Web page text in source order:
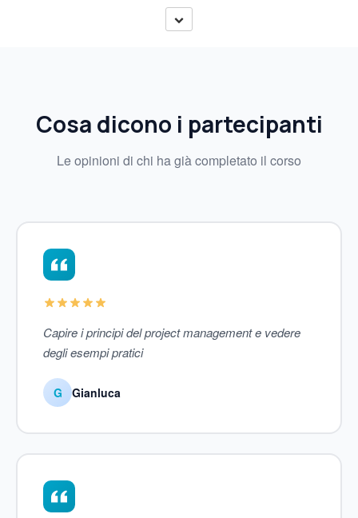
Cosa dicono i partecipanti
Le opinioni di chi ha già completato il corso
Capire i principi del project management e vedere
degli esempi pratici
G Gianluca